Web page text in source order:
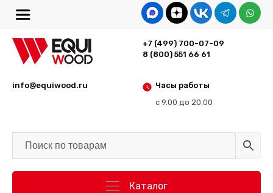
+7 (499) 700-07-09
8 (800) 551 66 61
Часы работы
с 9.00 до 20.00
info@equiwood.ru
Каталог